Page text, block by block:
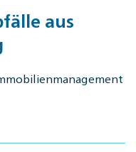
aus